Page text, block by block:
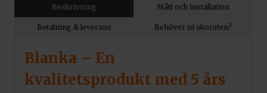
Beskrivning Mått och installation
Betalning & leverans Behöver ni skorsten?
Blanka – En
kvalitetsprodukt med 5 års